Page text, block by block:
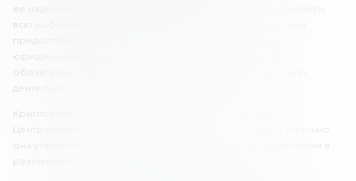
ее надежность. Перед тем как доверять свои деньги, проверь
всю информацию о торговой платформе. Биржа должна
предоставлять сведения об управляющей компании,
юридический адрес и место регистрации. Кроме того,
обязательно проверь наличие лицензии на финансовую
деятельность.
Криптовалютная биржа Kuna.io работает в Украине.
Центральный офис находится в городе Киев. Однако реально
она управляется тремя компаниями, зарегистрированными в
различных оффшорах: